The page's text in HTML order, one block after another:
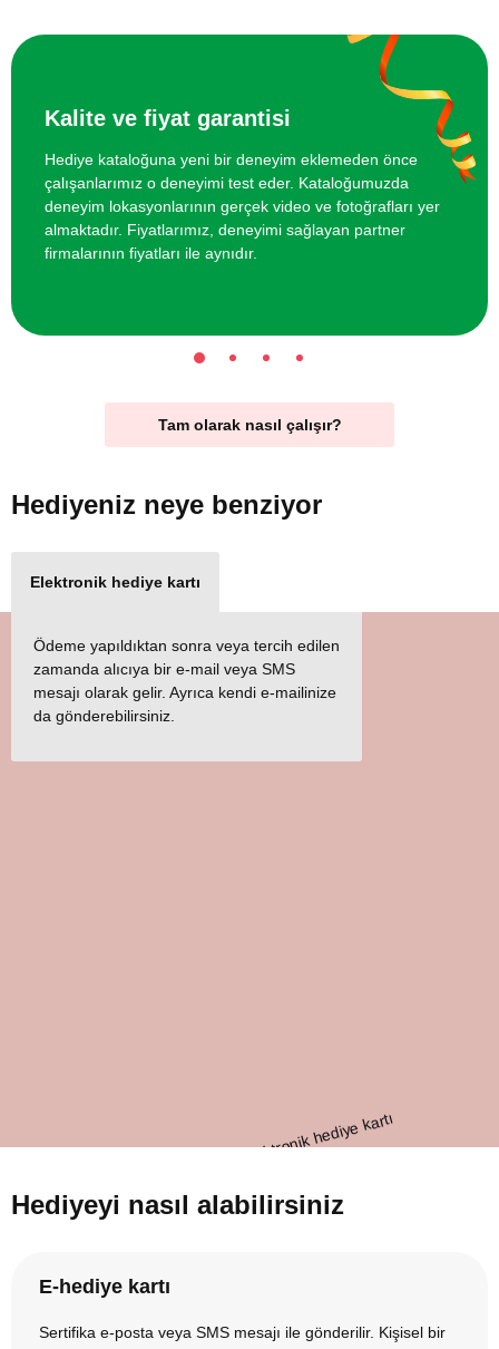
Kalite ve fiyat garantisi
Hediye kataloğuna yeni bir deneyim eklemeden önce
çalışanlarımız o deneyimi test eder. Kataloğumuzda
deneyim lokasyonlarının gerçek video ve fotoğrafları yer
almaktadır. Fiyatlarımız, deneyimi sağlayan partner
firmalarının fiyatları ile aynıdır.
Tam olarak nasıl çalışır?
Hediyeniz neye benziyor
Elektronik hediye kartı
Ödeme yapıldıktan sonra veya tercih edilen
zamanda alıcıya bir e-mail veya SMS
mesajı olarak gelir. Ayrıca kendi e-mailinize
da gönderebilirsiniz.
Hediyeyi nasıl alabilirsiniz
E-hediye kartı
Sertifika e-posta veya SMS mesajı ile gönderilir. Kişisel bir